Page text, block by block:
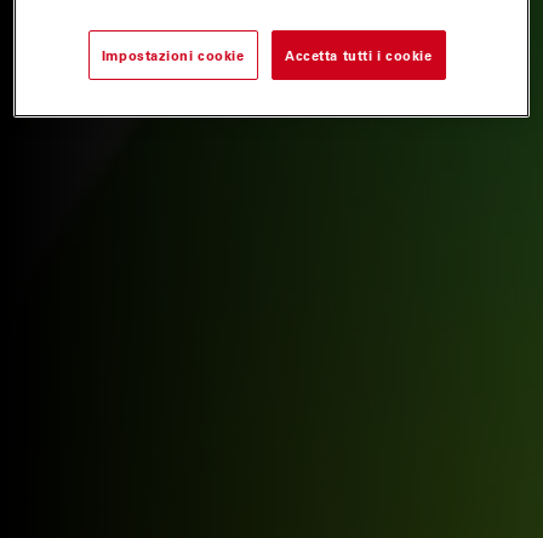
Impostazioni cookie Accetta tutti i cookie